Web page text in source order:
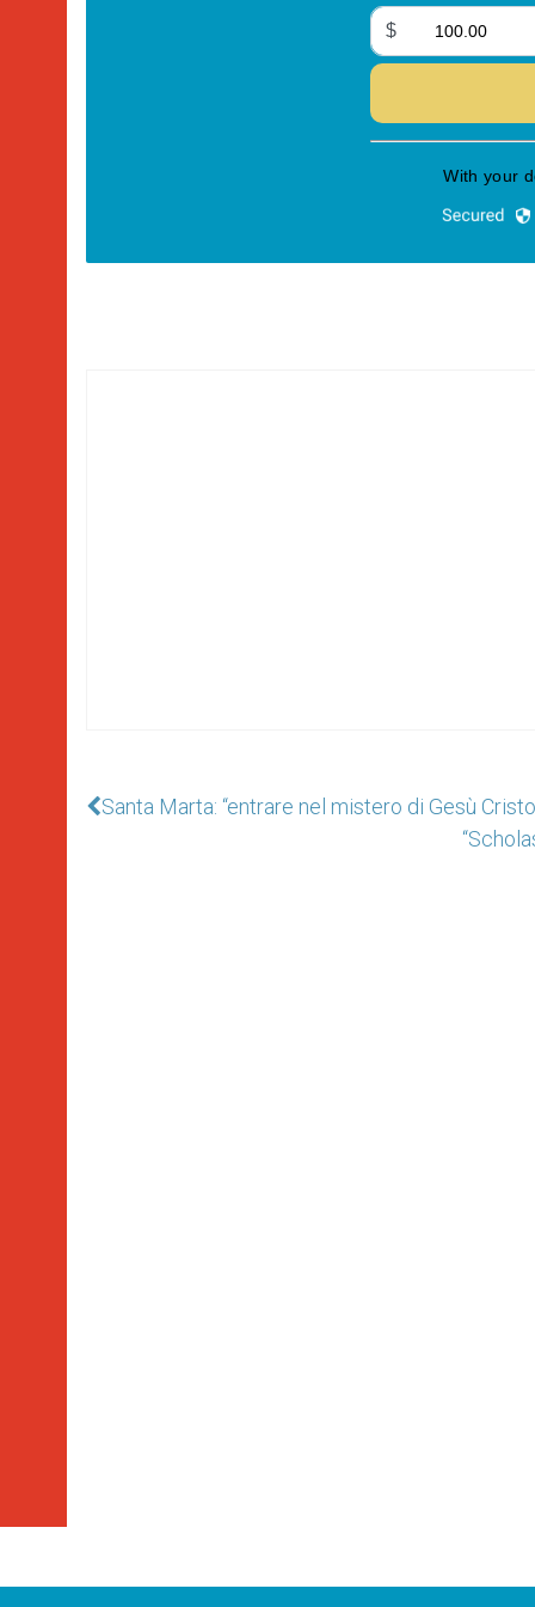
Santa Marta: “entrare nel mistero di Gesù